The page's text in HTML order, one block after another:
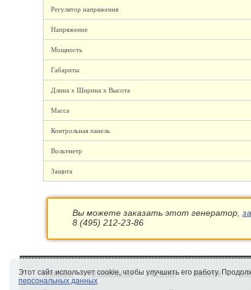
Регулятор напряжения
Напряжение
Мощность
Габариты
Длина x Ширина x Высота
Масса
Контрольная панель
Вольтметр
Защита
Вы можете заказать этот генератор,
8 (495) 212-23-86
Главная О компании Статьи Каталог
Этот сайт использует cookie, чтобы улучшить его работу.
персональных данных